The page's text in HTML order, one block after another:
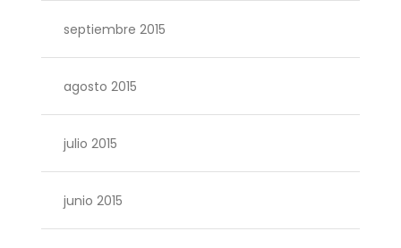
septiembre 2015
agosto 2015
julio 2015
junio 2015